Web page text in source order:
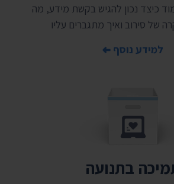
כיצד נכון להגיש בקשת מידע, מה
של סירוב ואיך מתגברים עליו
למידע נוסף
בתנועה